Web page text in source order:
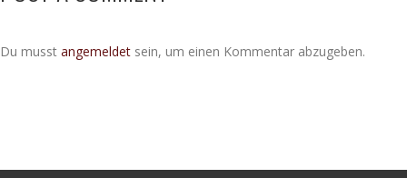
Du musst angemeldet sein, um einen Kommentar abzugeben.